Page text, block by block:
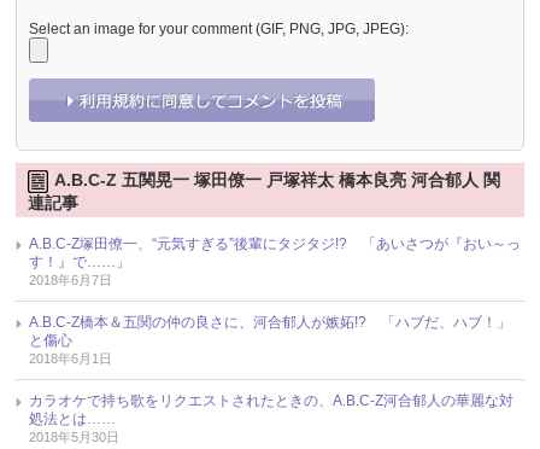
Select an image for your comment (GIF, PNG, JPG, JPEG):
A.B.C-Z 五関晃一 塚田僚一 戸塚祥太 橋本良亮 河合郁人 関
連記事
A.B.C-Z塚田僚一、“元気すぎる”後輩にタジタジ!? 「あいさつが『おい～っ
す！』で……」
2018年6月7日
A.B.C-Z橋本＆五関の仲の良さに、河合郁人が嫉妬!? 「ハブだ、ハブ！」
と傷心
2018年6月1日
カラオケで持ち歌をリクエストされたときの、A.B.C-Z河合郁人の華麗な対
処法とは……
2018年5月30日